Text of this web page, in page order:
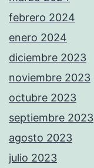
febrero 2024
enero 2024
diciembre 2023
noviembre 2023
octubre 2023
septiembre 2023
agosto 2023
julio 2023